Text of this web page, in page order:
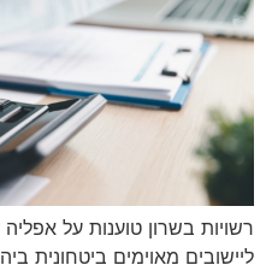
רשויות בשרון טוענות על
ליישובים מאוימים ביטחונית